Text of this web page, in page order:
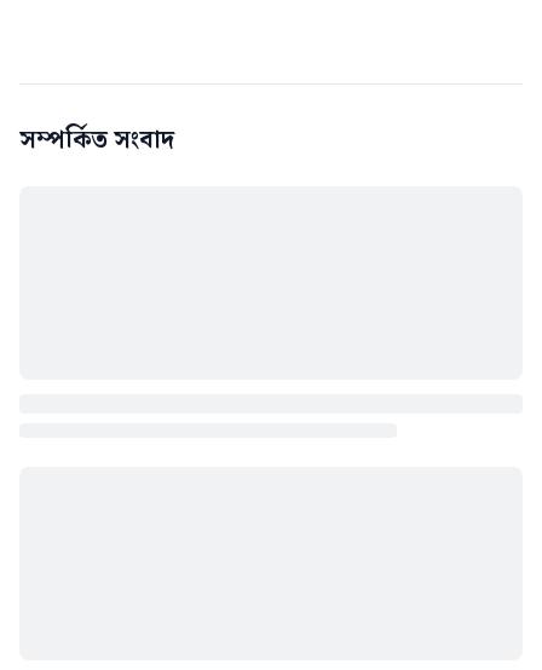
সম্পর্কিত সংবাদ